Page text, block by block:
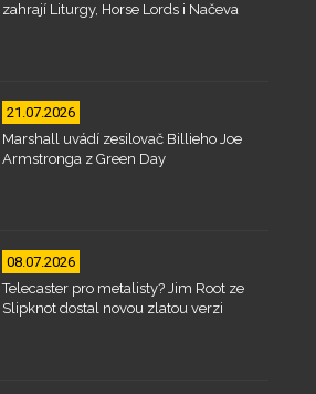
zahrají Liturgy, Horse Lords i Načeva
21.07.2026
Marshall uvádí zesilovač Billieho Joe
Armstronga z Green Day
08.07.2026
Telecaster pro metalisty? Jim Root ze
Slipknot dostal novou zlatou verzi